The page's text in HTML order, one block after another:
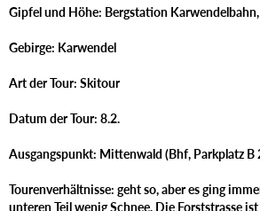
Gipfel und Höhe: Bergstation
Gebirge: Karwendel
Art der Tour: Skitour
Datum der Tour: 8.2.
Ausgangspunkt: Mittenwald (Bhf, Parkplatz B
Tourenverhältnisse: geht so, aber es ging
unteren Teil wenig Schnee. Die Forststrasse